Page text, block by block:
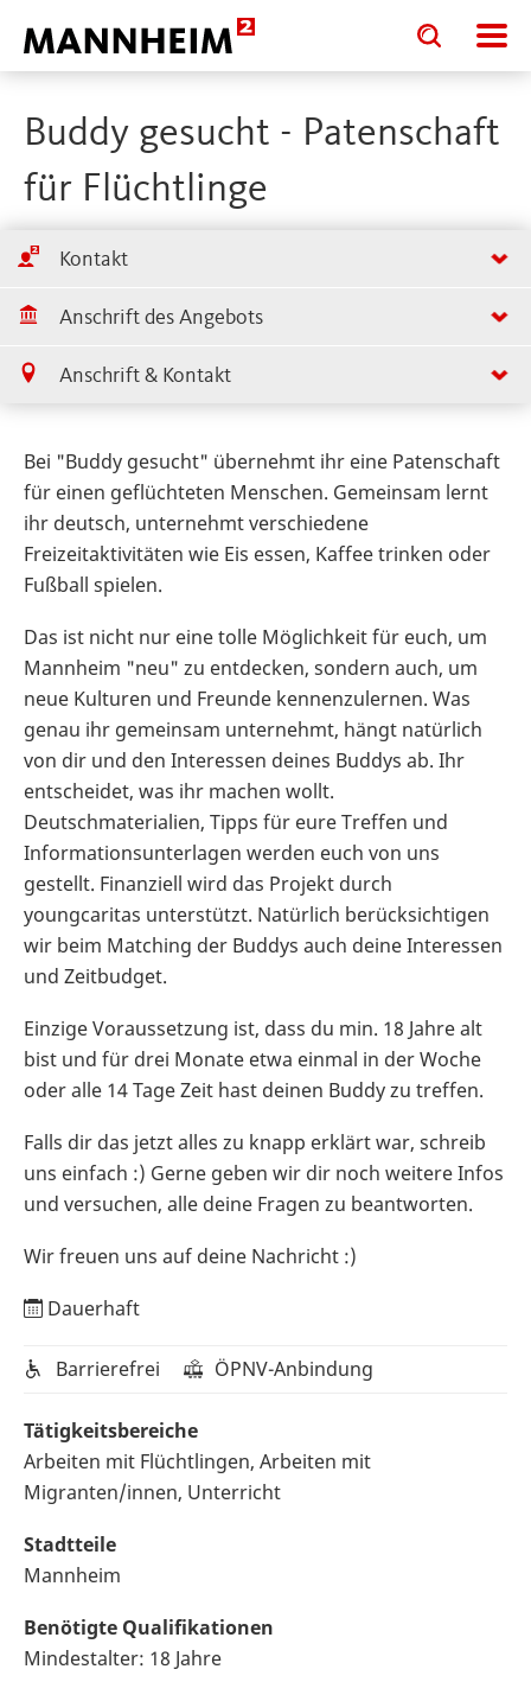
Toggle
search
input
Toggle
search
input
Buddy gesucht - Patenschaft
für Flüchtlinge
Kontakt
Anschrift des Angebots
Anschrift & Kontakt
Bei "Buddy gesucht" übernehmt ihr eine Patenschaft
für einen geflüchteten Menschen. Gemeinsam lernt
ihr deutsch, unternehmt verschiedene
Freizeitaktivitäten wie Eis essen, Kaffee trinken oder
Fußball spielen.
Das ist nicht nur eine tolle Möglichkeit für euch, um
Mannheim "neu" zu entdecken, sondern auch, um
neue Kulturen und Freunde kennenzulernen. Was
genau ihr gemeinsam unternehmt, hängt natürlich
von dir und den Interessen deines Buddys ab. Ihr
entscheidet, was ihr machen wollt.
Deutschmaterialien, Tipps für eure Treffen und
Informationsunterlagen werden euch von uns
gestellt. Finanziell wird das Projekt durch
youngcaritas unterstützt. Natürlich berücksichtigen
wir beim Matching der Buddys auch deine Interessen
und Zeitbudget.
Einzige Voraussetzung ist, dass du min. 18 Jahre alt
bist und für drei Monate etwa einmal in der Woche
oder alle 14 Tage Zeit hast deinen Buddy zu treffen.
Falls dir das jetzt alles zu knapp erklärt war, schreib
uns einfach :) Gerne geben wir dir noch weitere Infos
und versuchen, alle deine Fragen zu beantworten.
Wir freuen uns auf deine Nachricht :)
Dauerhaft
Barrierefrei ÖPNV-Anbindung
Tätigkeitsbereiche
Arbeiten mit Flüchtlingen, Arbeiten mit
Migranten/innen, Unterricht
Stadtteile
Mannheim
Benötigte Qualifikationen
Mindestalter: 18 Jahre